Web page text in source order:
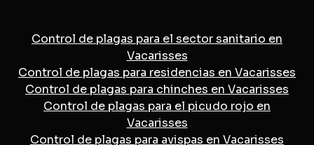
Control de plagas para el sector sanitario en
Vacarisses
Control de plagas para residencias en Vacarisses
Control de plagas para chinches en Vacarisses
Control de plagas para el picudo rojo en
Vacarisses
Control de plagas para avispas en Vacarisses